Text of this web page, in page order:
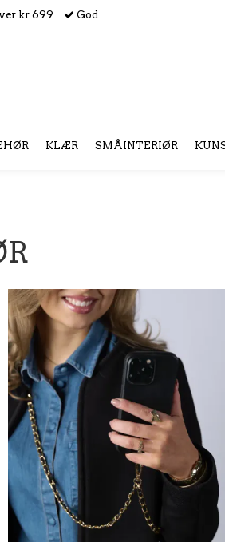
kr 699
God
KLÆR SMÅINTERIØR